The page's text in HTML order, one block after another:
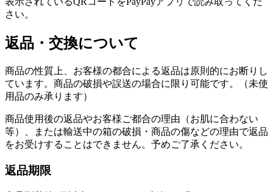
さい。
返品・交換について
商品の性質上、お客様の都合による返品は原則的にお断りし
ています。商品の破損や誤送の場合に限り可能です。（未使
用品のみ承ります）
商品使用後の返品やお客様ご都合の理由（お肌に合わない
等）、または輸送中の箱の破損・商品の傷などの理由で返品
をお受けすることはできません。予めご了承ください。
返品期限